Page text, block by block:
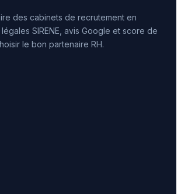
des cabinets de recrutement en
SIRENE, avis Google et score de
le bon partenaire RH.